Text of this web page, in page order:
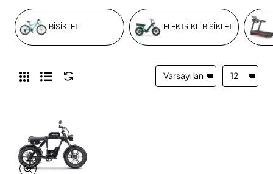
BİSİKLET ELEKTRİKLİ BİSİKLET